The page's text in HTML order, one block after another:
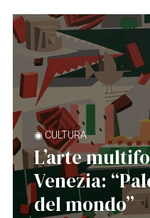
◉ CULTURA
L’arte
Venezia:
del mondo”